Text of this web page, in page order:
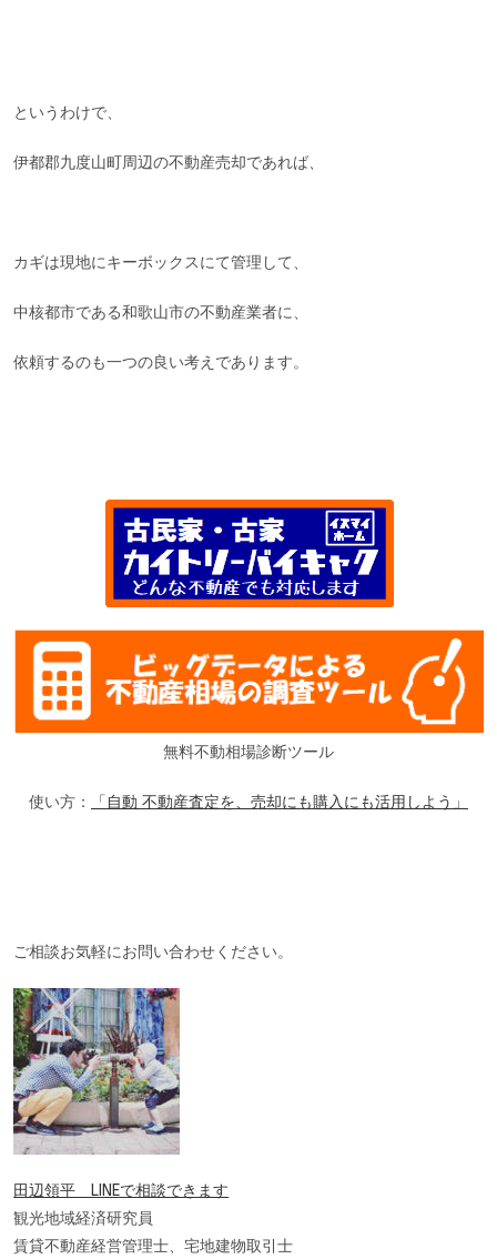
というわけで、
伊都郡九度山町周辺の不動産売却であれば、
カギは現地にキーボックスにて管理して、
中核都市である和歌山市の不動産業者に、
依頼するのも一つの良い考えであります。
無料不動相場診断ツール
使い方： 「自動 不動産査定を、売却にも購入にも活用しよう」
ご相談お気軽にお問い合わせください。
田辺領平 LINEで相談できます
観光地域経済研究員
賃貸不動産経営管理士、宅地建物取引士